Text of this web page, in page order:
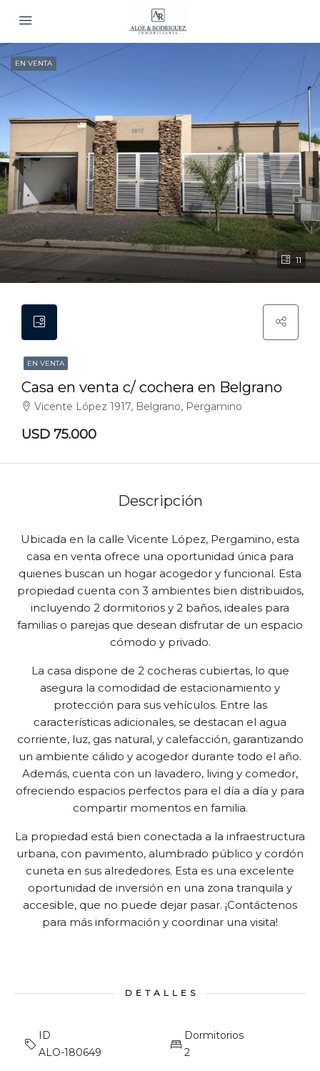
11
EN VENTA
EN VENTA
Casa en venta c/ cochera en Belgrano
Vicente López 1917, Belgrano, Pergamino
USD 75.000
Descripción
Ubicada en la calle Vicente López, Pergamino, esta
casa en venta ofrece una oportunidad única para
quienes buscan un hogar acogedor y funcional. Esta
propiedad cuenta con 3 ambientes bien distribuidos,
incluyendo 2 dormitorios y 2 baños, ideales para
familias o parejas que desean disfrutar de un espacio
cómodo y privado.
La casa dispone de 2 cocheras cubiertas, lo que
asegura la comodidad de estacionamiento y
protección para sus vehículos. Entre las
características adicionales, se destacan el agua
corriente, luz, gas natural, y calefacción, garantizando
un ambiente cálido y acogedor durante todo el año.
Además, cuenta con un lavadero, living y comedor,
ofreciendo espacios perfectos para el día a día y para
compartir momentos en familia.
La propiedad está bien conectada a la infraestructura
urbana, con pavimento, alumbrado público y cordón
cuneta en sus alrededores. Esta es una excelente
oportunidad de inversión en una zona tranquila y
accesible, que no puede dejar pasar. ¡Contáctenos
para más información y coordinar una visita!
DETALLES
ID
ALO-180649
Dormitorios
2